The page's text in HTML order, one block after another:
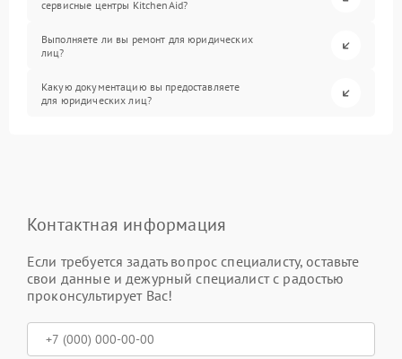
сервисные центры KitchenAid?
Выполняете ли вы ремонт для юридических
лиц?
Какую документацию вы предоставляете
для юридических лиц?
Контактная информация
Если требуется задать вопрос специалисту, оставьте
свои данные и дежурный специалист с радостью
проконсультирует Вас!